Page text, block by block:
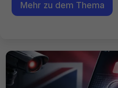
Mehr zu dem Thema